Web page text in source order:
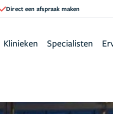
Direct een afspraak maken
Klinieken Specialisten